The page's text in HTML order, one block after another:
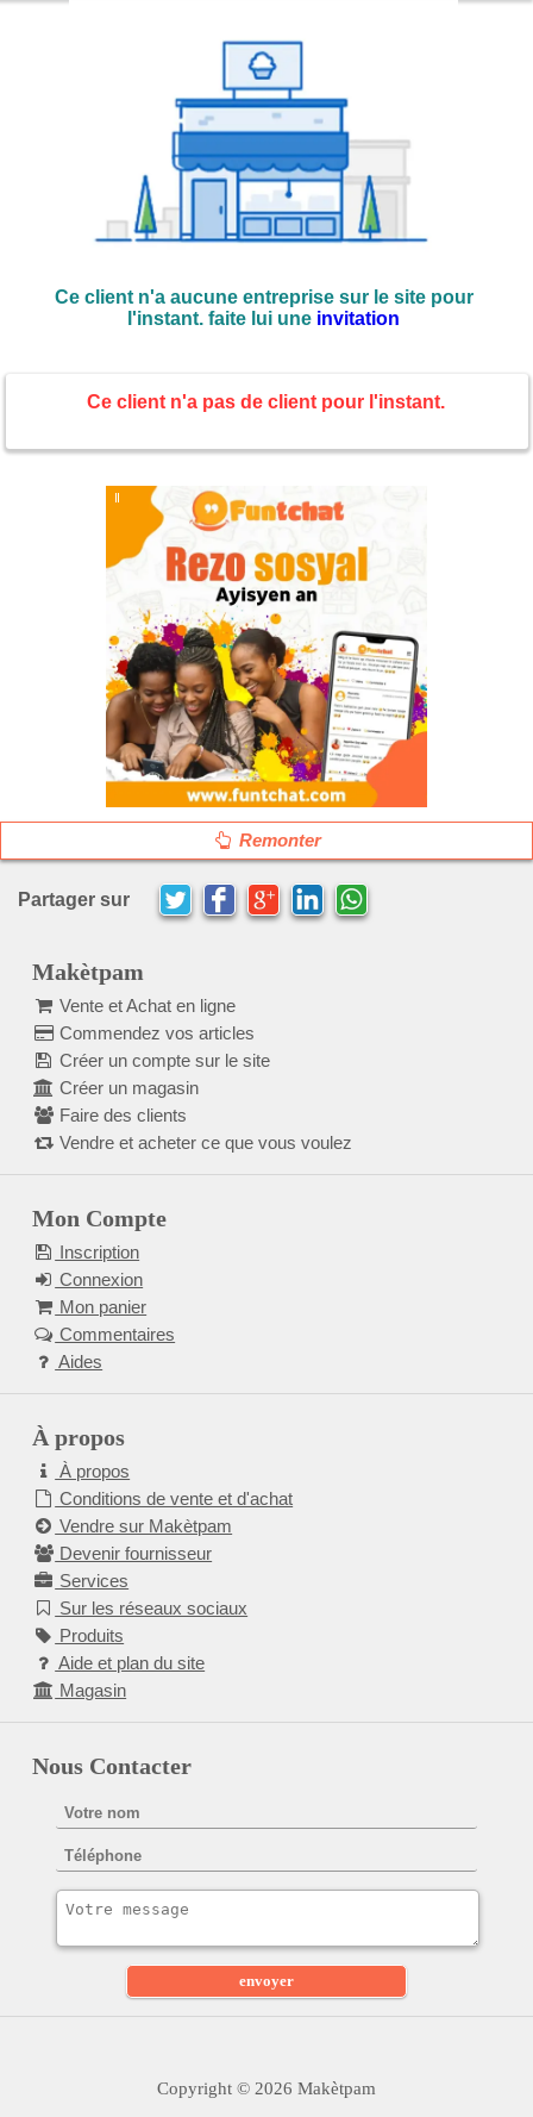
Ce client n'a aucune entreprise sur le site pour
l'instant. faite lui une invitation
Ce client n'a pas de client pour l'instant.
Remonter
Partager sur
Makètpam
Vente et Achat en ligne
Commendez vos articles
Créer un compte sur le site
Créer un magasin
Faire des clients
Vendre et acheter ce que vous voulez
Mon Compte
Inscription
Connexion
Mon panier
Commentaires
Aides
À propos
À propos
Conditions de vente et d'achat
Vendre sur Makètpam
Devenir fournisseur
Services
Sur les réseaux sociaux
Produits
Aide et plan du site
Magasin
Nous Contacter
Copyright © 2026 Makètpam